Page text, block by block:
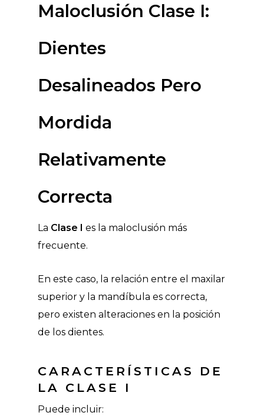
Maloclusión Clase I:
Dientes
Desalineados Pero
Mordida
Relativamente
Correcta
La Clase I es la maloclusión más
frecuente.
En este caso, la relación entre el maxilar
superior y la mandíbula es correcta,
pero existen alteraciones en la posición
de los dientes.
CARACTERÍSTICAS DE
LA CLASE I
Puede incluir: